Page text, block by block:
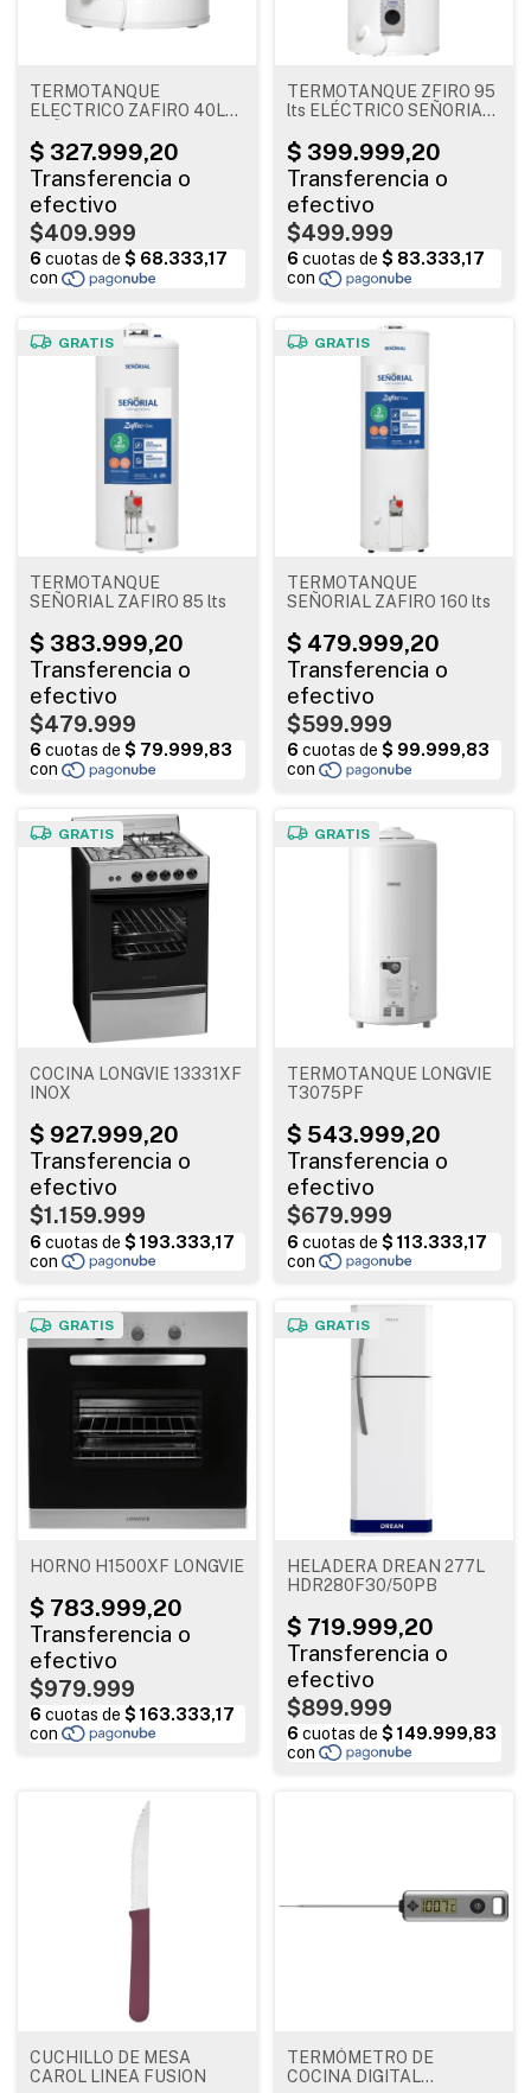
TERMOTANQUE
ELECTRICO ZAFIRO 40L
$409.999
TERMOTANQUE ZFIRO 95
lts ELÉCTRICO SEÑORIAL
$499.999
GRATIS
TERMOTANQUE
SEÑORIAL ZAFIRO 85 lts
$479.999
GRATIS
TERMOTANQUE
SEÑORIAL ZAFIRO 160 lts
$599.999
GRATIS
COCINA LONGVIE 13331XF
INOX
$1.159.999
GRATIS
TERMOTANQUE LONGVIE
T3075PF
$679.999
GRATIS
HORNO H1500XF LONGVIE
$979.999
GRATIS
HELADERA DREAN 277L
HDR280F30/50PB
$899.999
CUCHILLO DE MESA
CAROL LINEA FUSION
TERMÓMETRO DE
COCINA DIGITAL